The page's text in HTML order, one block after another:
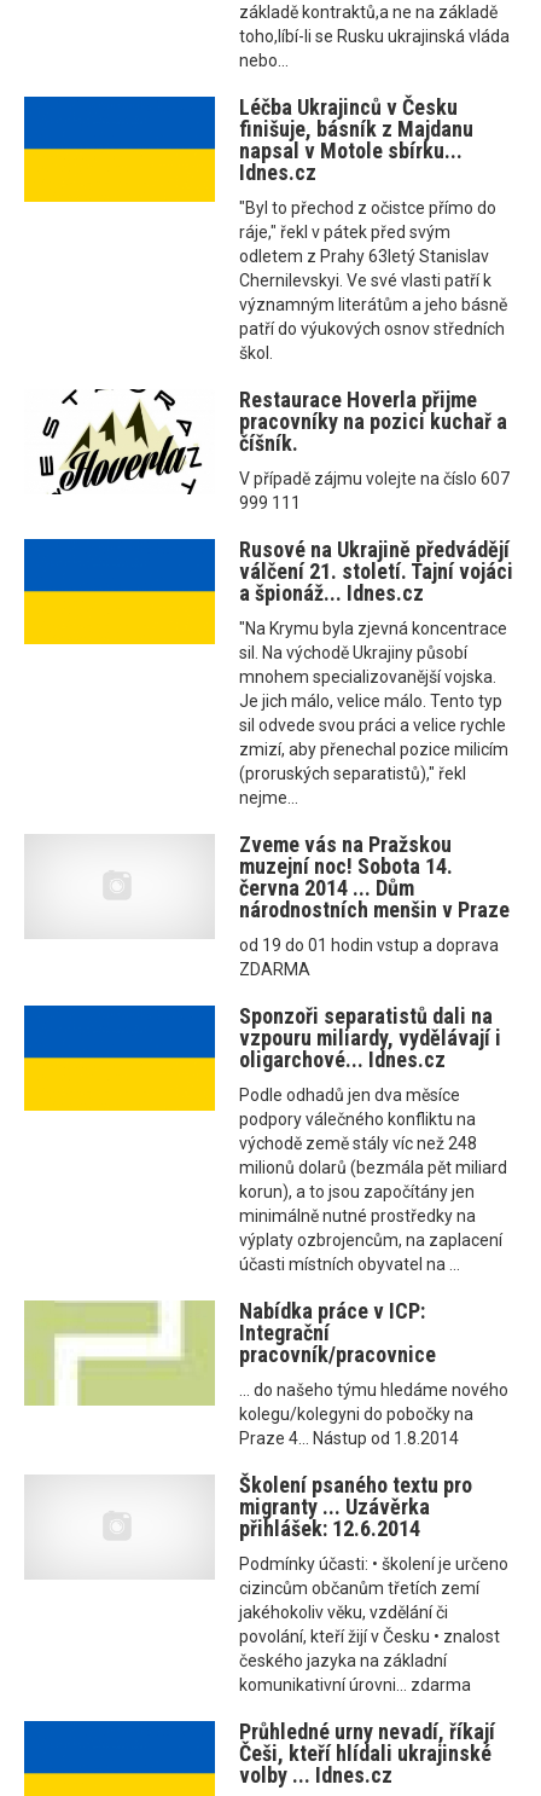
základě kontraktů,a ne na základě
toho,líbí-li se Rusku ukrajinská vláda
nebo...
Léčba Ukrajinců v Česku
finišuje, básník z Majdanu
napsal v Motole sbírku...
Idnes.cz
"Byl to přechod z očistce přímo do
ráje," řekl v pátek před svým
odletem z Prahy 63letý Stanislav
Chernilevskyi. Ve své vlasti patří k
významným literátům a jeho básně
patří do výukových osnov středních
škol.
Restaurace Hoverla přijme
pracovníky na pozici kuchař a
číšník.
V případě zájmu volejte na číslo 607
999 111
Rusové na Ukrajině předvádějí
válčení 21. století. Tajní vojáci
a špionáž... Idnes.cz
"Na Krymu byla zjevná koncentrace
sil. Na východě Ukrajiny působí
mnohem specializovanější vojska.
Je jich málo, velice málo. Tento typ
sil odvede svou práci a velice rychle
zmizí, aby přenechal pozice milicím
(proruských separatistů)," řekl
nejme...
Zveme vás na Pražskou
muzejní noc! Sobota 14.
června 2014 ... Dům
národnostních menšin v Praze
od 19 do 01 hodin vstup a doprava
ZDARMA
Sponzoři separatistů dali na
vzpouru miliardy, vydělávají i
oligarchové... Idnes.cz
Podle odhadů jen dva měsíce
podpory válečného konfliktu na
východě země stály víc než 248
milionů dolarů (bezmála pět miliard
korun), a to jsou započítány jen
minimálně nutné prostředky na
výplaty ozbrojencům, na zaplacení
účasti místních obyvatel na ...
Nabídka práce v ICP:
Integrační
pracovník/pracovnice
... do našeho týmu hledáme nového
kolegu/kolegyni do pobočky na
Praze 4... Nástup od 1.8.2014
Školení psaného textu pro
migranty ... Uzávěrka
přihlášek: 12.6.2014
Podmínky účasti: • školení je určeno
cizincům občanům třetích zemí
jakéhokoliv věku, vzdělání či
povolání, kteří žijí v Česku • znalost
českého jazyka na základní
komunikativní úrovni... zdarma
Průhledné urny nevadí, říkají
Češi, kteří hlídali ukrajinské
volby ... Idnes.cz